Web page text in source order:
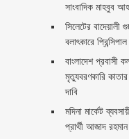
সাংবাদিক মাহবুব
সিলেটের বাদেয়ালী
বলাৎকারে
বাংলাদেশ প্রবাসী
মৃত্যুবরণকারি
দাবি
মদিনা মার্কেট
প্রার্থী আজাদ